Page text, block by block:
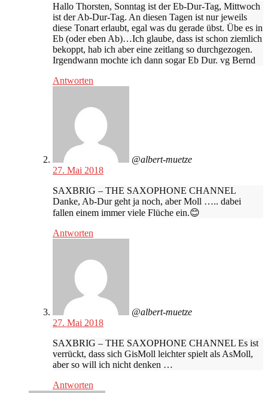
Hallo Thorsten, Sonntag ist der Eb-Dur-Tag, Mittwoch
ist der Ab-Dur-Tag. An diesen Tagen ist nur jeweils
diese Tonart erlaubt, egal was du gerade übst. Übe es in
Eb (oder eben Ab)…Ich glaube, dass ist schon ziemlich
bekoppt, hab ich aber eine zeitlang so durchgezogen.
Irgendwann mochte ich dann sogar Eb Dur. vg Bernd
Antworten
@albert-muetze
27. Mai 2018
SAXBRIG – THE SAXOPHONE CHANNEL
Danke, Ab-Dur geht ja noch, aber Moll ….. dabei
fallen einem immer viele Flüche ein.😊
Antworten
@albert-muetze
27. Mai 2018
SAXBRIG – THE SAXOPHONE CHANNEL Es ist
verrückt, dass sich GisMoll leichter spielt als AsMoll,
aber so will ich nicht denken …
Antworten